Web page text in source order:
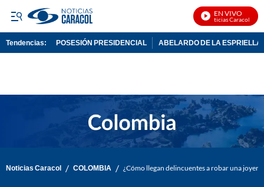
EN VIVO
Noticias Caracol En
Tendencias: POSESIÓN PRESIDENCIAL ABELARDO DE LA ESPRIELLA
Noticias Caracol / COLOMBIA / ¿Cómo llegan delincuentes a robar una